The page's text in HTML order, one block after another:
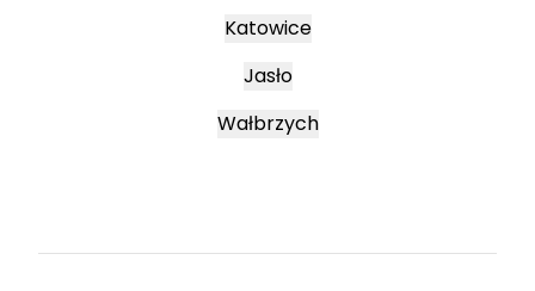
Katowice
Jasło
Wałbrzych